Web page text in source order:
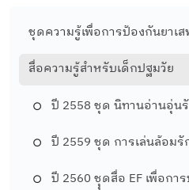
ชุดความรู้เพื่อการป้องกันยาเ
สื่อความรู้สำหรับเด็กปฐมวัย
ปี 2558 ชุด นิทานอ่านอุ่น
ปี 2559 ชุด การเล่นล้อมรั
ปี 2560 ชุุดสื่อ EF เพื่อกา